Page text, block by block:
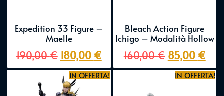
Expedition 33 Figure –
Maelle
190,00€ 180,00 €
Bleach Action Figure
Ichigo – Modalità Hollow
160,00€ 85,00 €
IN OFFERTA! IN OFFERTA!